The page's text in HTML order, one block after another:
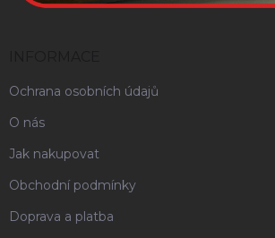
Ochrana osobních údajů
O nás
Jak nakupovat
Obchodní podmínky
Doprava a platba